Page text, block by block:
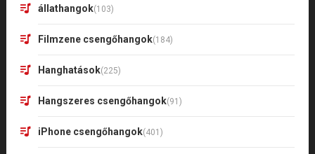
állathangok(103)
Filmzene csengőhangok(184)
Hanghatások(225)
Hangszeres csengőhangok(91)
iPhone csengőhangok(401)